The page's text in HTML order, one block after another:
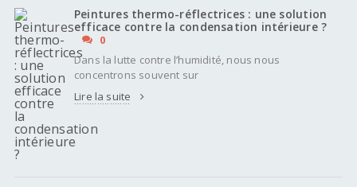
Peintures thermo-réflectrices : une solution
efficace contre la condensation intérieure ?
0
Dans la lutte contre l’humidité, nous nous
concentrons souvent sur
Lire la suite